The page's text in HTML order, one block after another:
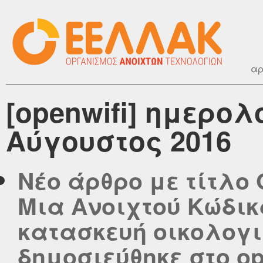
[openwifi]
Αύγουστος 2016
Νέο άρθρο με τίτλο
Mια Ανοιχτού
κατασκευή
δημοσιεύθηκε στο